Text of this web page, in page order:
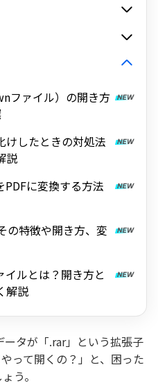
ファイル）の開き方
けしたときの対処法
説
に変換する方法
の特徴や開き方、変
イルとは？開き方と
解説
タが「.rar」という拡張子
って開くの？」と、困った
う。